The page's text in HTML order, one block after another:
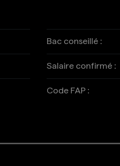
Bac conseillé :
Salaire confirmé :
Code FAP :